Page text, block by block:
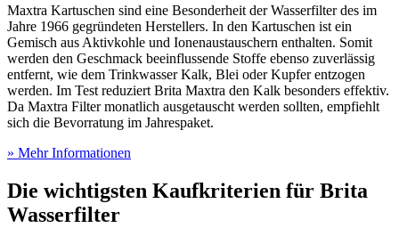
Maxtra Kartuschen sind eine Besonderheit der Wasserfilter des im
Jahre 1966 gegründeten Herstellers. In den Kartuschen ist ein
Gemisch aus Aktivkohle und Ionenaustauschern enthalten. Somit
werden den Geschmack beeinflussende Stoffe ebenso zuverlässig
entfernt, wie dem Trinkwasser Kalk, Blei oder Kupfer entzogen
werden. Im Test reduziert Brita Maxtra den Kalk besonders effektiv.
Da Maxtra Filter monatlich ausgetauscht werden sollten, empfiehlt
sich die Bevorratung im Jahrespaket.
» Mehr Informationen
Die wichtigsten Kaufkriterien für Brita
Wasserfilter